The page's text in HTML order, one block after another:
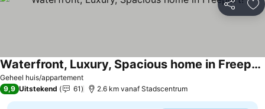
Delen
Geheel huis/appartement
Waterfront, Luxury, Spacious home in Freeport!
9,9 Uitstekend 61 2.6 km vanaf Stadscentrum